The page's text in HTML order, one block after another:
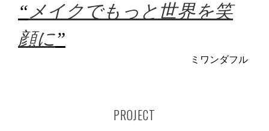
“ メイクでもっと世界を笑
顔に”
ミワンダフル
PROJECT